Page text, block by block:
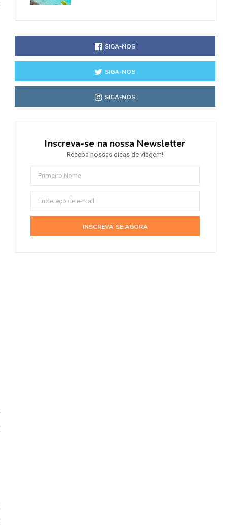
SIGA-NOS
SIGA-NOS
SIGA-NOS
Inscreva-se na nossa Newsletter
Receba nossas dicas de viagem!